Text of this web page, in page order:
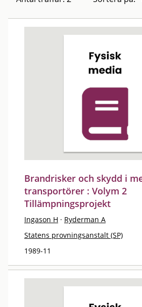
Brandrisker och skydd i
transportörer : Volym 2
Tillämpningsprojekt
Ingason H · Ryderman A
Statens provningsanstalt (SP)
1989-11